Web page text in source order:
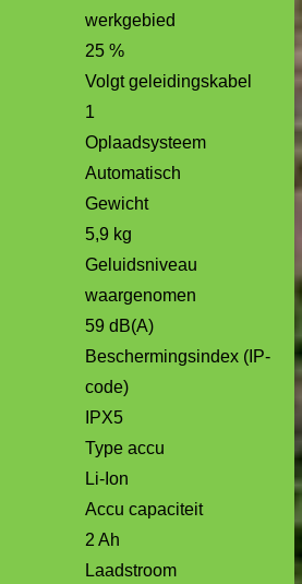
werkgebied
25 %
Volgt geleidingskabel
1
Oplaadsysteem
Automatisch
Gewicht
5,9 kg
Geluidsniveau
waargenomen
59 dB(A)
Beschermingsindex (IP-
code)
IPX5
Type accu
Li-Ion
Accu capaciteit
2 Ah
Laadstroom